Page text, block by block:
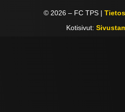
© 2026 – FC TPS |
Kotisivut: